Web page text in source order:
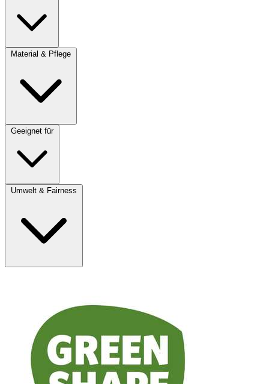
Material & Pflege
Geeignet für
Umwelt & Fairness